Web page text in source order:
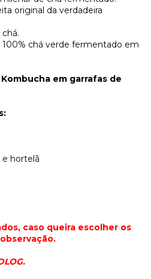
original da verdadeira
100% chá verde fermentado em
em garrafas de
e hortelã
caso queira escolher os